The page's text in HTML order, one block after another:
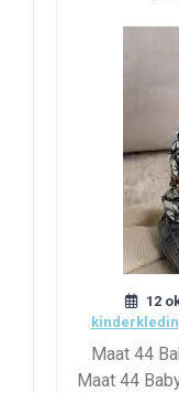
12
Maat 44
Maat 44